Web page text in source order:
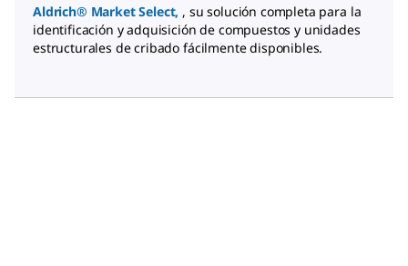
Aldrich® Market Select, , su solución completa para la
identificación y adquisición de compuestos y unidades
estructurales de cribado fácilmente disponibles.